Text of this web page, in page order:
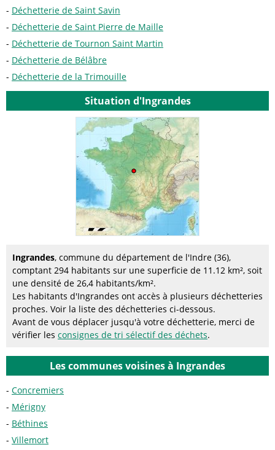
Déchetterie de Saint Savin
Déchetterie de Saint Pierre de Maille
Déchetterie de Tournon Saint Martin
Déchetterie de Bélâbre
Déchetterie de la Trimouille
Situation d'Ingrandes
Ingrandes, commune du département de l'Indre (36),
comptant 294 habitants sur une superficie de 11.12 km², soit
une densité de 26,4 habitants/km².
Les habitants d'Ingrandes ont accès à plusieurs déchetteries
proches. Voir la liste des déchetteries ci-dessous.
Avant de vous déplacer jusqu'à votre déchetterie, merci de
vérifier les consignes de tri sélectif des déchets.
Les communes voisines à Ingrandes
Concremiers
Mérigny
Béthines
Villemort